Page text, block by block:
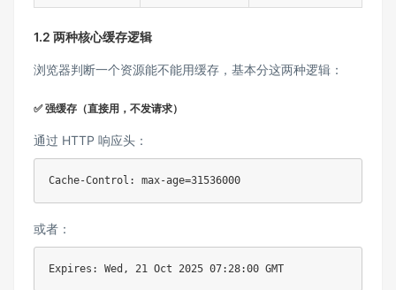
1.2 两种核心缓存逻辑
浏览器判断一个资源能不能用缓存，基本分这两种逻辑：
✅ 强缓存（直接用，不发请求）
通过 HTTP 响应头：
Cache-Control: max-age=31536000
或者：
Expires: Wed, 21 Oct 2025 07:28:00 GMT